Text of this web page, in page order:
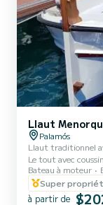
Llaut
Palamós
Llaut traditionnel
Le tout avec
CV lui confère une
aucun type de
Bateau à moteur
Super
à partir de